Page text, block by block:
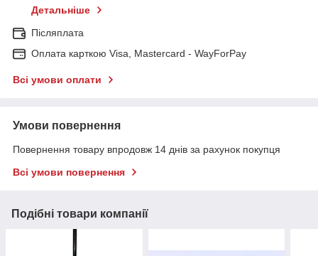
Детальніше
Післяплата
Оплата карткою Visa, Mastercard - WayForPay
Всі умови оплати
Умови повернення
Повернення товару впродовж 14 днів за рахунок покупця
Всі умови повернення
Подібні товари компанії